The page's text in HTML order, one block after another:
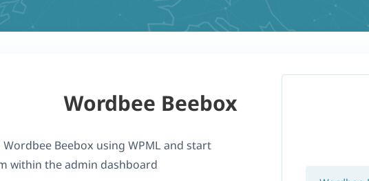
Wordbee Beebox
Beebox using WPML and start
within the admin dashboard.